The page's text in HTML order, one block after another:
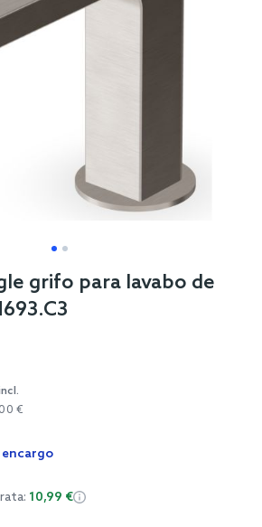
grifo para lavabo de
€
encargo
10,99 €